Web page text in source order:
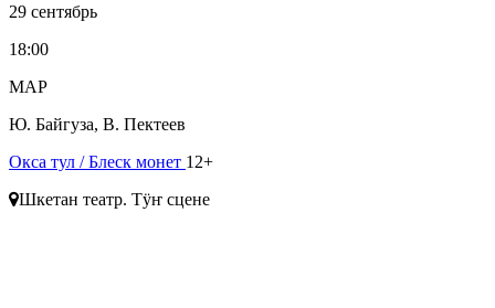
29 сентябрь
18:00
МАР
Ю. Байгуза, В. Пектеев
Окса тул / Блеск монет 12+
Шкетан театр. Тӱҥ сцене